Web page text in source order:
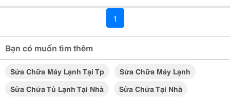
1
Bạn có muốn tìm thêm
Sửa Chữa Máy Lạnh Tại Tp
Sửa Chữa Máy Lạnh
Sửa Chữa Tủ Lạnh Tại Nhà
Sửa Chữa Tại Nhà